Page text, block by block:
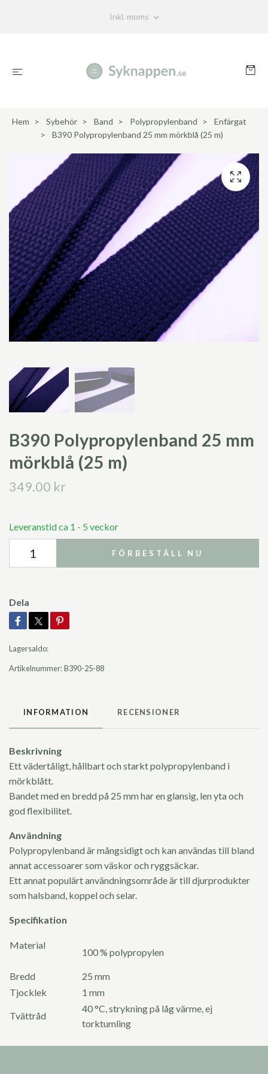
Inkl. moms
Hem Sybehör Band Polypropylenband
Enfärgat
B390 Polypropylenband 25 mm mörkblå (25 m)
B390 Polypropylenband 25 mm
mörkblå (25 m)
349.00 kr
Leveranstid ca 1 - 5 veckor
FÖRBESTÄLL NU
Dela
Lagersaldo:
Artikelnummer:B390-25-88
INFORMATION RECENSIONER
Beskrivning
Ett vädertåligt, hållbart och starkt polypropylenband i
mörkblått.
Bandet med en bredd på 25 mm har en glansig, len yta och
god flexibilitet.
Användning
Polypropylenband är mångsidigt och kan användas till bland
annat accessoarer som väskor och ryggsäckar.
Ett annat populärt användningsområde är till djurprodukter
som halsband, koppel och selar.
Specifikation
Material
100 % polypropylen
Bredd
25 mm
Tjocklek
1 mm
Tvättråd
40 °C, strykning på låg värme, ej
torktumling